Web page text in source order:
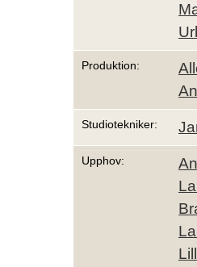
Produktion:
Studiotekniker:
Upphov: